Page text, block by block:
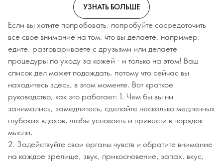
УЗНАТЬ БОЛЬШЕ
Если вы хотите попробовать, попробуйте сосредоточить
все свое внимание на том, что вы делаете, например,
едите, разговариваете с друзьями или делаете
процедуры по уходу за кожей - и только на этом! Ваш
список дел может подождать, потому что сейчас вы
находитесь здесь, в этом моменте. Вот краткое
руководство, как это работает: 1. Чем бы вы ни
занимались, замедлитесь, сделайте несколько медленных
глубоких вдохов, чтобы успокоить и привести в порядок
мысли.
2. Задействуйте свои органы чувств и обратите внимание
на каждое зрелище, звук, прикосновение, запах, вкус,